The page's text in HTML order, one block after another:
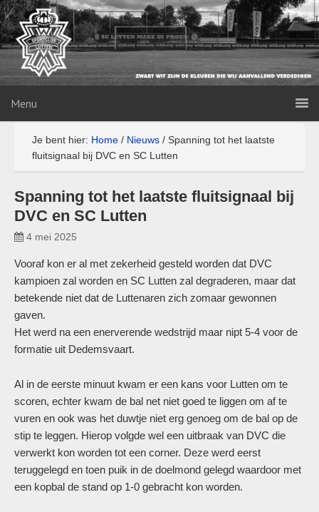
Menu
Je bent hier: Home / Nieuws / Spanning tot het laatste
fluitsignaal bij DVC en SC Lutten
Spanning tot het laatste fluitsignaal bij
DVC en SC Lutten
4 mei 2025
Vooraf kon er al met zekerheid gesteld worden dat DVC
kampioen zal worden en SC Lutten zal degraderen, maar dat
betekende niet dat de Luttenaren zich zomaar gewonnen
gaven.
Het werd na een enerverende wedstrijd maar nipt 5-4 voor de
formatie uit Dedemsvaart.
Al in de eerste minuut kwam er een kans voor Lutten om te
scoren, echter kwam de bal net niet goed te liggen om af te
vuren en ook was het duwtje niet erg genoeg om de bal op de
stip te leggen. Hierop volgde wel een uitbraak van DVC die
verwerkt kon worden tot een corner. Deze werd eerst
teruggelegd en toen puik in de doelmond gelegd waardoor met
een kopbal de stand op 1-0 gebracht kon worden.